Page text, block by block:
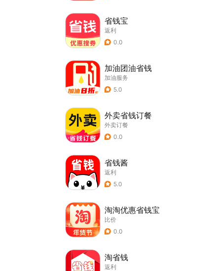
省钱宝
返利
0.0
加油团油省钱
加油服务
5.0
外卖省钱订餐
外卖订餐
0.0
省钱酱
返利
5.0
淘淘优惠省钱宝
比价
0.0
淘省钱
返利